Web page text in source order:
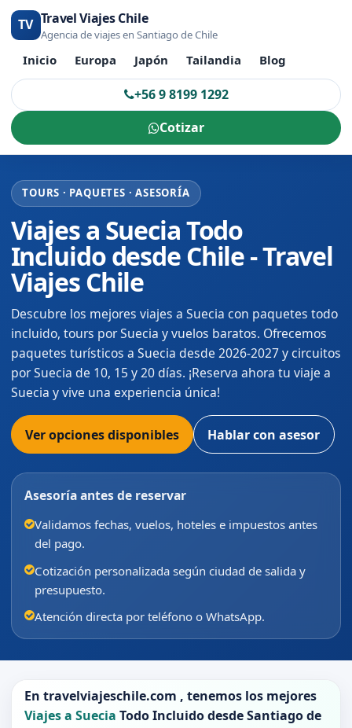
TV Travel Viajes Chile
Agencia de viajes en Santiago de Chile
Inicio Europa Japón Tailandia Blog
+56 9 8199 1292
Cotizar
TOURS · PAQUETES · ASESORÍA
Viajes a Suecia Todo
Incluido desde Chile - Travel
Viajes Chile
Descubre los mejores viajes a Suecia con paquetes todo
incluido, tours por Suecia y vuelos baratos. Ofrecemos
paquetes turísticos a Suecia desde 2026-2027 y circuitos
por Suecia de 10, 15 y 20 días. ¡Reserva ahora tu viaje a
Suecia y vive una experiencia única!
Ver opciones disponibles Hablar con asesor
Asesoría antes de reservar
Validamos fechas, vuelos, hoteles e impuestos antes
del pago.
Cotización personalizada según ciudad de salida y
presupuesto.
Atención directa por teléfono o WhatsApp.
En travelviajeschile.com , tenemos los mejores
Viajes a Suecia Todo Incluido desdeSantiago de